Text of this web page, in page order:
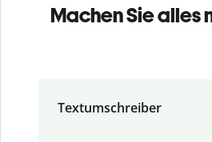
Machen Sie alles
Textumschreiber